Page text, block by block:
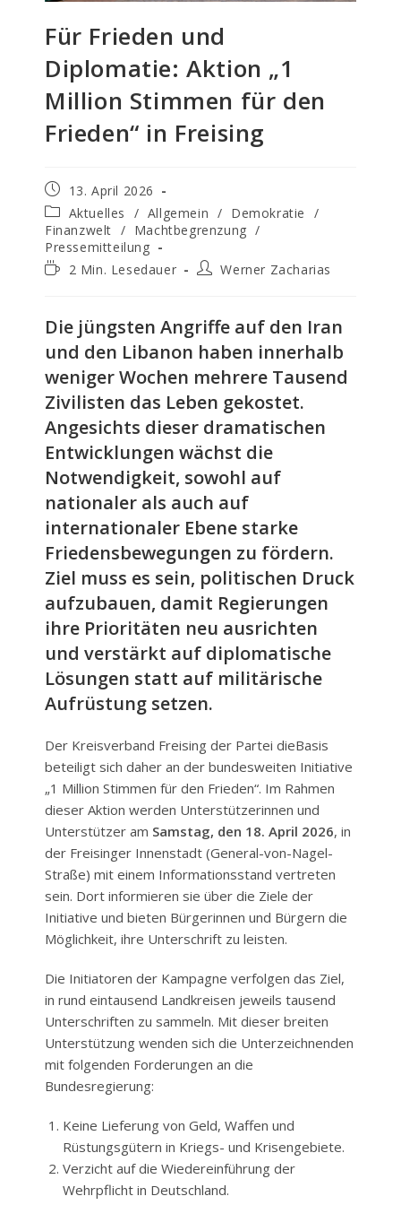
Für Frieden und
Diplomatie: Aktion „1
Million Stimmen für den
Frieden“ in Freising
Beitrag
veröffentlicht:
13. April 2026
Beitrags-
Kategorie:
Aktuelles / Allgemein / Demokratie
/
Finanzwelt / Machtbegrenzung /
Pressemitteilung
Lesedauer:
2 Min. Lesedauer
Beitrags-
Werner Zacharias
Die jüngsten Angriffe auf den Iran
und den Libanon haben innerhalb
weniger Wochen mehrere Tausend
Zivilisten das Leben gekostet.
Angesichts dieser dramatischen
Entwicklungen wächst die
Notwendigkeit, sowohl auf
nationaler als auch auf
internationaler Ebene starke
Friedensbewegungen zu fördern.
Ziel muss es sein, politischen Druck
aufzubauen, damit Regierungen
ihre Prioritäten neu ausrichten
und verstärkt auf diplomatische
Lösungen statt auf militärische
Aufrüstung setzen.
Der Kreisverband Freising der Partei dieBasis
beteiligt sich daher an der bundesweiten Initiative
„1 Million Stimmen für den Frieden“. Im Rahmen
dieser Aktion werden Unterstützerinnen und
Unterstützer am Samstag, den 18. April 2026, in
der Freisinger Innenstadt (General-von-Nagel-
Straße) mit einem Informationsstand vertreten
sein. Dort informieren sie über die Ziele der
Initiative und bieten Bürgerinnen und Bürgern die
Möglichkeit, ihre Unterschrift zu leisten.
Die Initiatoren der Kampagne verfolgen das Ziel,
in rund eintausend Landkreisen jeweils tausend
Unterschriften zu sammeln. Mit dieser breiten
Unterstützung wenden sich die Unterzeichnenden
mit folgenden Forderungen an die
Bundesregierung:
Keine Lieferung von Geld, Waffen und
Rüstungsgütern in Kriegs- und Krisengebiete.
Verzicht auf die Wiedereinführung der
Wehrpflicht in Deutschland.